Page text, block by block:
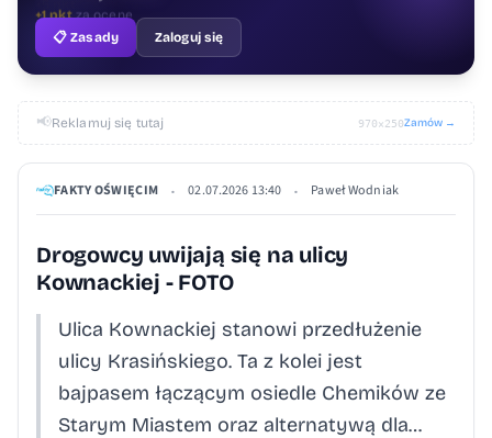
+1 pkt za ocenę
📋 Zasady
Zaloguj się
📢Reklamuj się tutaj 970×250Zamów →
FAKTY OŚWIĘCIM • 02.07.2026 13:40 • Paweł Wodniak
Drogowcy uwijają się na ulicy
Kownackiej - FOTO
Ulica Kownackiej stanowi przedłużenie
ulicy Krasińskiego. Ta z kolei jest
bajpasem łączącym osiedle Chemików ze
Starym Miastem oraz alternatywą dla…